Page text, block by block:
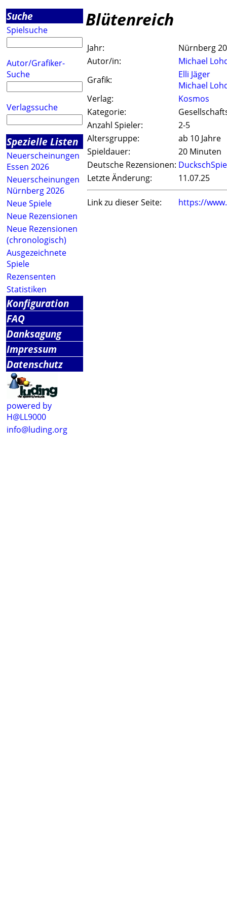
Suche
Spielsuche
Autor/Grafiker-
Suche
Verlagssuche
Spezielle Listen
Neuerscheinungen
Essen 2026
Neuerscheinungen
Nürnberg 2026
Neue Spiele
Neue Rezensionen
Neue Rezensionen
(chronologisch)
Ausgezeichnete
Spiele
Rezensenten
Statistiken
Konfiguration
FAQ
Danksagung
Impressum
Datenschutz
powered by
H@LL9000
info@luding.org
Blütenreich
Jahr:
Nürnberg
Autor/in:
Michael
Grafik:
Elli Jäger
Michael
Verlag:
Kosmos
Kategorie:
Anzahl Spieler:
2-5
Altersgruppe:
ab 10 Jahre
Spieldauer:
20 Minuten
Deutsche Rezensionen:
Letzte Änderung:
11.07.25
Link zu dieser Seite: https://